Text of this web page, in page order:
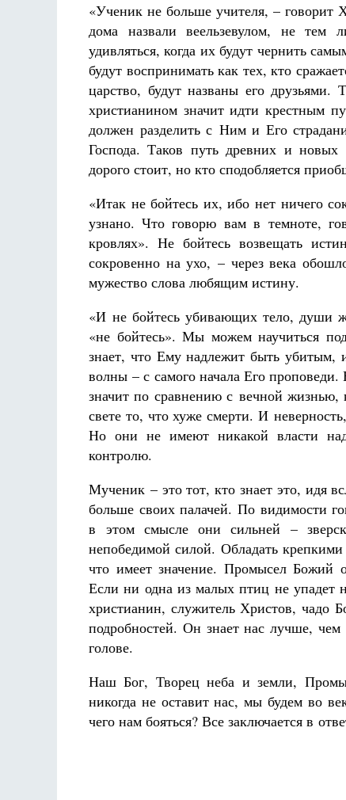
«Ученик не больше учителя, – говорит
дома назвали веельзевулом, не
удивляться, когда их будут чернить
будут воспринимать как тех, кто
царство, будут названы его
христианином значит идти крестным
должен разделить с Ним и Его
Господа. Таков путь древних и
дорого стоит, но кто сподобляется
«Итак не бойтесь их, ибо нет ничего
узнано. Что говорю вам в темноте,
кровлях». Не бойтесь возвещать
сокровенно на ухо, – через века
мужество слова любящим истину.
«И не бойтесь убивающих тело, души
«не бойтесь». Мы можем научиться
знает, что Ему надлежит быть убитым,
волны – с самого начала Его
значит по сравнению с вечной
свете то, что хуже смерти. И
Но они не имеют никакой власти
контролю.
Мученик – это тот, кто знает это, идя
больше своих палачей. По видимости
в этом смысле они сильней –
непобедимой силой. Обладать
что имеет значение. Промысел Божий
Если ни одна из малых птиц не упадет
христианин, служитель Христов, чадо
подробностей. Он знает нас лучше,
голове.
Наш Бог, Творец неба и земли,
никогда не оставит нас, мы будем во
чего нам бояться? Все заключается в